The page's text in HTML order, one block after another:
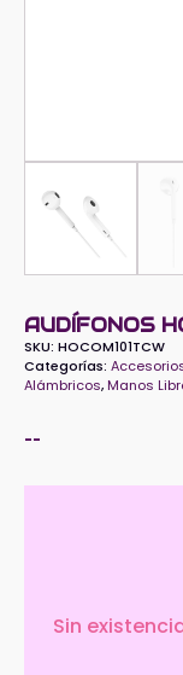
AUDÍFONOS
SKU: HOCOM101TCW
Categorías:
Alámbricos, Manos
--
Sin